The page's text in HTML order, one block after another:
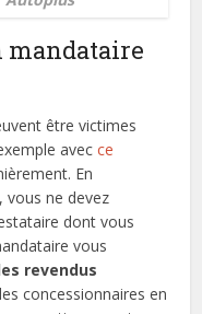
mandataire
être victimes
avecce
En
vous ne devez
dont vous
vous
revendus
concessionnaires en